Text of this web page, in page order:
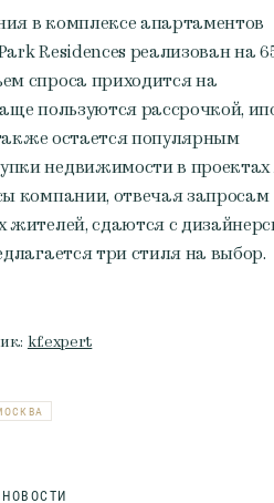
в комплексе апартаментов
Residences реализован на
спроса приходится на
пользуются рассрочкой,
остается популярным
недвижимости в проектах
компании, отвечая запросам
жителей, сдаются с
три стиля на выбор.
kf.expert
НОВОСТИ